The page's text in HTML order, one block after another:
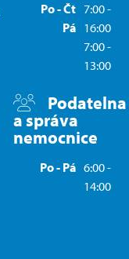
Po - Čt
Pá
7:00 -
16:00
7:00 -
13:00
Podatelna
a správa
nemocnice
Po - Pá 6:00 -
14:00